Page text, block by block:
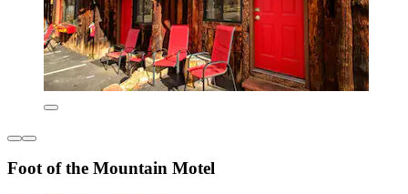
Foot of the Mountain Motel